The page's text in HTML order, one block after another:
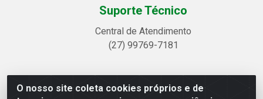
O nosso site coleta cookies próprios e de
Suporte Técnico
Central de Atendimento
(27) 99769-7181
Linhavix Distribuidora LTDA - Avenida Alegre, 2521 -